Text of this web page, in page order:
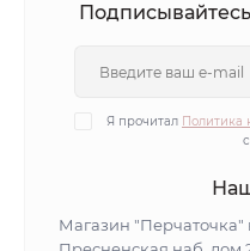
Я прочитал Политика
Магазин